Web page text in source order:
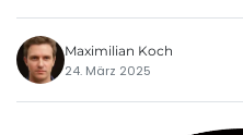
Maximilian Koch
24. März 2025